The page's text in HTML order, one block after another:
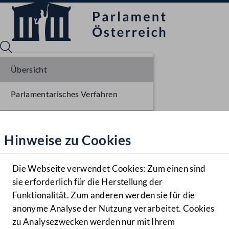
Hilfe
Benutzer
Navigationsmenü öffnen
MENÜ
Hinweise zu Cookies
Die Webseite verwendet Cookies: Zum einen sind
sie erforderlich für die Herstellung der
Funktionalität. Zum anderen werden sie für die
anonyme Analyse der Nutzung verarbeitet. Cookies
zu Analysezwecken werden nur mit Ihrem
Übersicht
Parlamentarisches Verfahren